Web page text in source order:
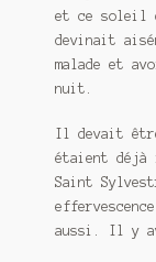
Sans retour
Sauver ou périr
Une baffe et ça repart
et ce soleil
devinait
malade et
nuit.
Il devait
étaient
Saint
aussi. Il y